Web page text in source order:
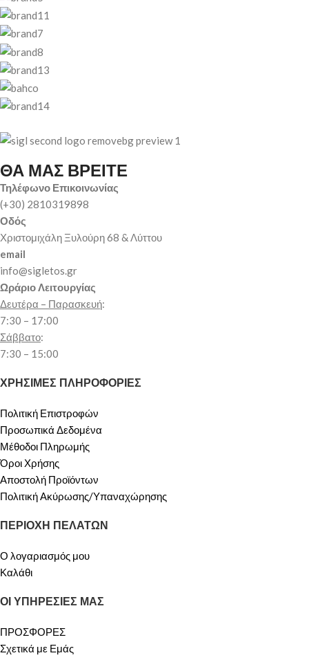
ΘΑ ΜΑΣ ΒΡΕΙΤΕ
Τηλέφωνο Επικοινωνίας
(+30) 2810319898
Οδός
Χριστομιχάλη Ξυλούρη 68 & Λύττου
email
info@sigletos.gr
Ωράριο Λειτουργίας
Δευτέρα – Παρασκευή:
7:30 – 17:00
Σάββατο:
7:30 – 15:00
ΧΡΗΣΙΜΕΣ ΠΛΗΡΟΦΟΡΙΕΣ
Πολιτική Επιστροφών
Προσωπικά Δεδομένα
Μέθοδοι Πληρωμής
Όροι Χρήσης
Αποστολή Προϊόντων
Πολιτική Ακύρωσης/Υπαναχώρησης
ΠΕΡΙΟΧΗ ΠΕΛΑΤΩΝ
Ο λογαριασμός μου
Καλάθι
ΟΙ ΥΠΗΡΕΣΙΕΣ ΜΑΣ
ΠΡΟΣΦΟΡΕΣ
Σχετικά με Εμάς